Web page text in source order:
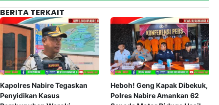
BERITA TERKAIT
Kapolres Nabire Tegaskan
Penyidikan Kasus
Heboh! Geng Kapak Dibekuk,
Polres Nabire Amankan 62